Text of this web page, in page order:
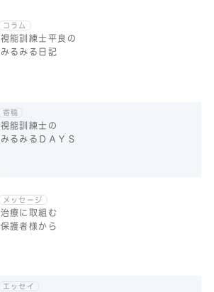
コラム
視能訓練士平良の
みるみる日記
寄稿
視能訓練士の
みるみるＤＡＹＳ
メッセージ
治療に取組む
保護者様から
エッセイ